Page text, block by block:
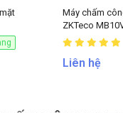
Máy chấm
ZKTeco
Liên hệ